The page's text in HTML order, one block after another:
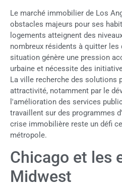
Le marché immobilier de Los
obstacles majeurs pour ses
logements atteignent des
nombreux résidents à quitter
situation génère une pression
urbaine et nécessite des
La ville recherche des solutions
attractivité, notamment par le
l'amélioration des services
travaillent sur des programmes
crise immobilière reste un défi
métropole.
Chicago et les
Midwest